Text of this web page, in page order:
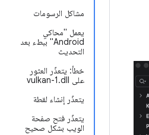
مشاكل الرسومات
يعمل "محاكي
Android" ببطء بعد
التحديث
خطأ: يتعذّر العثور
على vulkan-1.dll
يتعذّر إنشاء لقطة
يتعذّر فتح صفحة
الويب بشكل صحيح